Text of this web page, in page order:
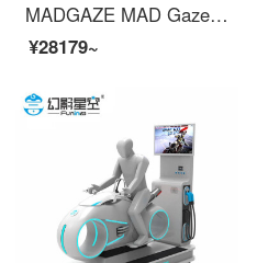
MADGAZE MAD GazePlus智能MR混合现实AR眼镜Glow手机投屏3D移动影院头显一体 GLOW 深夜黑
¥28179~